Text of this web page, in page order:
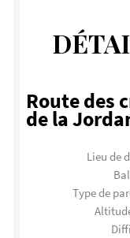
Route des
de la
Lieu de
Type de